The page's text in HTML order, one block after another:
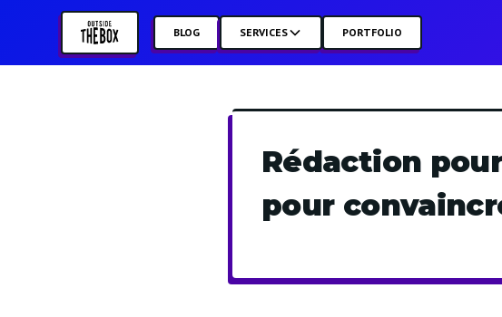
BLOG SERVICES PORTFOLIO
Rédaction
pour